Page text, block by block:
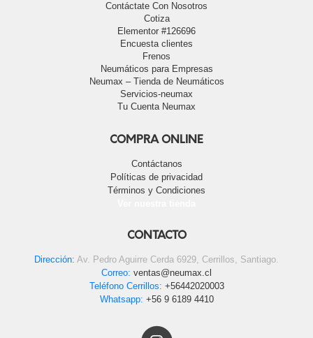
Contáctate Con Nosotros
Cotiza
Elementor #126696
Encuesta clientes
Frenos
Neumáticos para Empresas
Neumax – Tienda de Neumáticos
Servicios-neumax
Tu Cuenta Neumax
COMPRA ONLINE
Contáctanos
Políticas de privacidad
Términos y Condiciones
CONTACTO
Dirección: Av. Pedro Aguirre Cerda 6929, Cerrillos, Santiago.
Correo: ventas@neumax.cl
Teléfono Cerrillos: +56442020003
Whatsapp: +56 9 6189 4410